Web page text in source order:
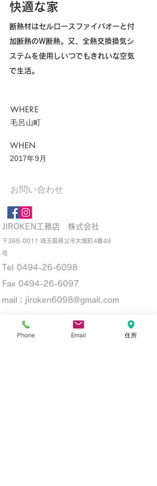
快適な家
断熱材はセルロースファイバオーと付
加断熱のW断熱。又、全熱交換換気シ
ステムを使用しいつでもきれいな空気
で生活。
WHERE
毛呂山町
WHEN
2017年9月
お問い合わせ
JIROKEN工務店 株式会社
〒368-0011 埼玉県秩父市大畑町4番49
号
Tel 0494-26-6098
Fax 0494-26-6097
mail： jiroken6098@gmail.com
建設業許可 埼玉県知事(般-29)第70565号
建築士事務所登録 一級(1)第11165号
Phone Email 住所